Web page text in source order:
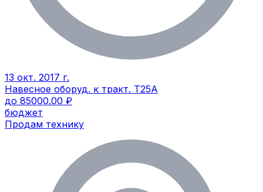
13 окт. 2017 г.
Навесное оборуд. к тракт. Т25А
до 85000.00 ₽
бюджет
Продам технику